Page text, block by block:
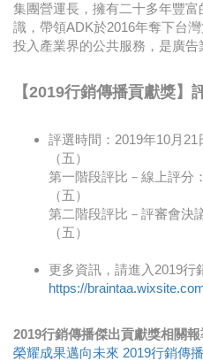
集團營運長，擁有二十多年豐
識，帶領ADK於2016年奪下台
投入產業界的公共服務，是廣告
【2019行銷傳播貢獻獎】
評選時間：2019年10月
（五）
第一階段評比－線上評分
（五）​
第二階段評比－評審會決
（五）
更多資訊，請進入2019行
https://
2019行銷傳播傑出貢獻獎相關報
榮耀成果邁向未來 2019行銷傳